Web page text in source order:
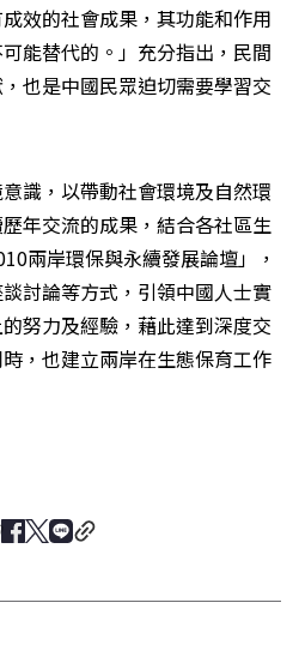
效的社會成果，其功能和作用
能替代的。」充分指出，民間
也是中國民眾迫切需要學習交
識，以帶動社會環境及自然環
年交流的成果，結合各社區生
兩岸環保與永續發展論壇」，
討論等方式，引領中國人士實
努力及經驗，藉此達到深度交
，也建立兩岸在生態保育工作